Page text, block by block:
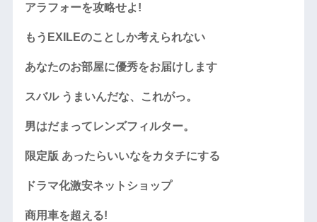
アラフォーを攻略せよ!
もうEXILEのことしか考えられない
あなたのお部屋に優秀をお届けします
スバル うまいんだな、これがっ。
男はだまってレンズフィルター。
限定版 あったらいいなをカタチにする
ドラマ化激安ネットショップ
商用車を超える!